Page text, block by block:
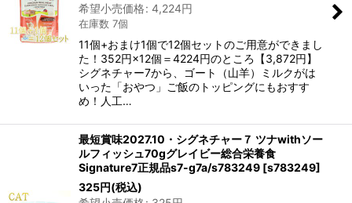
希望小売価格: 4,224円
在庫数 7個
11個+おまけ1個で12個セットのご用意ができまし
た！352円×12個＝4224円のところ【3,872円】
シグネチャー7から、ゴート（山羊）ミルクがは
いった「おやつ」ご飯のトッピングにもおすす
め！人工…
最短賞味2027.10・シグネチャー７ ツナwithソー
ルフィッシュ70gグレイビー総合栄養食
Signature7正規品s7-g7a/s783249 [s783249]
325円(税込)